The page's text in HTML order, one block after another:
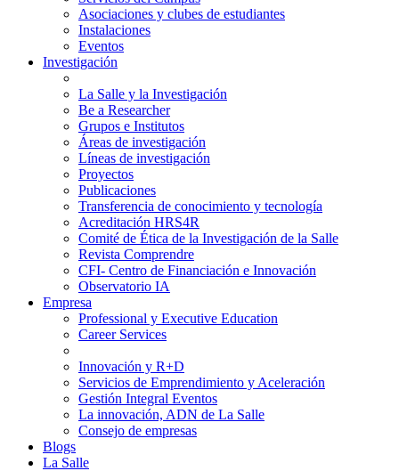
Asociaciones y clubes de estudiantes
Instalaciones
Eventos
Investigación
La Salle y la Investigación
Be a Researcher
Grupos e Institutos
Áreas de investigación
Líneas de investigación
Proyectos
Publicaciones
Transferencia de conocimiento y tecnología
Acreditación HRS4R
Comité de Ética de la Investigación de la Salle
Revista Comprendre
CFI- Centro de Financiación e Innovación
Observatorio IA
Empresa
Professional y Executive Education
Career Services
Innovación y R+D
Servicios de Emprendimiento y Aceleración
Gestión Integral Eventos
La innovación, ADN de La Salle
Consejo de empresas
Blogs
La Salle